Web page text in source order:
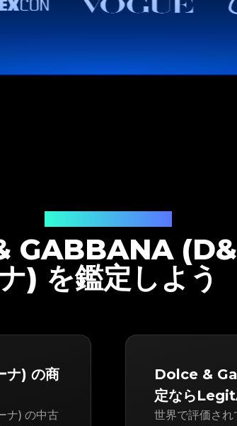
GABBANA
) を鑑定しよう
ナ) の商
ナ) の中古
Dolce &
定なら
世界で評価さ